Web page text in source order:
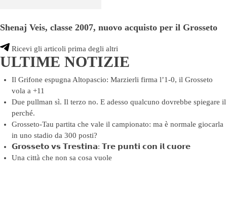
Shenaj Veis, classe 2007, nuovo acquisto per il Grosseto
Ricevi gli articoli prima degli altri
ULTIME NOTIZIE
Il Grifone espugna Altopascio: Marzierli firma l’1-0, il Grosseto
vola a +11
Due pullman sì. Il terzo no. E adesso qualcuno dovrebbe spiegare il
perché.
Grosseto-Tau partita che vale il campionato: ma è normale giocarla
in uno stadio da 300 posti?
𝗚𝗿𝗼𝘀𝘀𝗲𝘁𝗼 𝘃𝘀 𝗧𝗿𝗲𝘀𝘁𝗶𝗻𝗮: 𝗧𝗿𝗲 𝗽𝘂𝗻𝘁𝗶 𝗰𝗼𝗻 𝗶𝗹 𝗰𝘂𝗼𝗿𝗲
Una città che non sa cosa vuole